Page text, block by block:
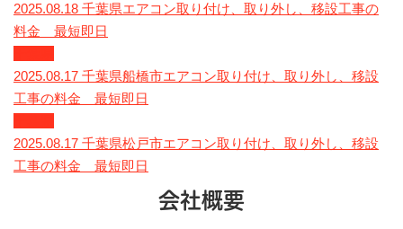
2025.08.18 千葉県エアコン取り付け、取り外し、移設工事の
料金 最短即日
2025.08.17 千葉県船橋市エアコン取り付け、取り外し、移設
工事の料金 最短即日
2025.08.17 千葉県松戸市エアコン取り付け、取り外し、移設
工事の料金 最短即日
会社概要